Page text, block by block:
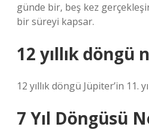
günde bir, beş kez
bir süreyi kapsar.
12 yıllık döngü
12 yıllık döngü Jüpiter’in 11.
7 Yıl Döngüsü